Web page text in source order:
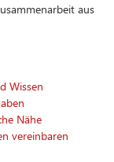
aus
Wissen
Nähe
vereinbaren